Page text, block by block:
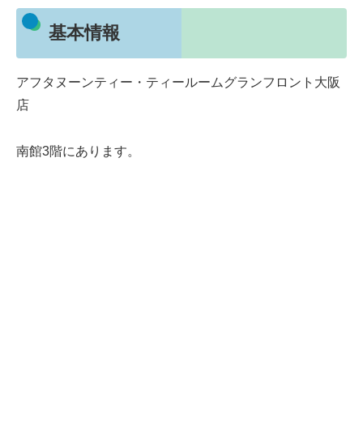
基本情報
アフタヌーンティー・ティールームグランフロント大阪
店
南館3階にあります。